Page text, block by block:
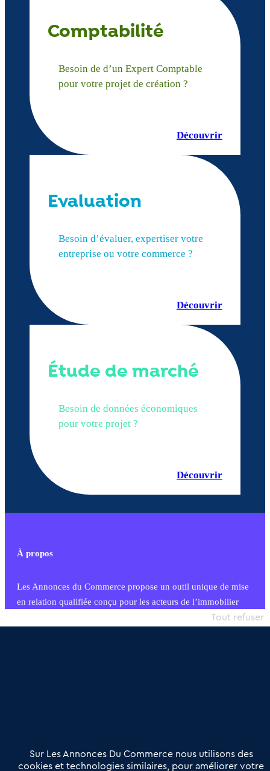
Comptabilité
Besoin de d’un Expert Comptable
pour votre projet de création ?
Découvrir
Evaluation
Besoin d’évaluer, expertiser votre
entreprise ou votre commerce ?
Découvrir
Étude de marché
Besoin de données économiques
pour votre projet ?
Découvrir
À propos
Les Annonces du Commerce propose un outil unique de mise
en relation qualifiée conçu pour les acteurs de l’immobilier
commercial et les collectivités territoriales, simple et intégrant
Offres Pro
Actualités
Qui sommes nous ?
Sur Les Annonces Du Commerce nous utilisons des
cookies et technologies similaires, pour améliorer votre
Tout refuser